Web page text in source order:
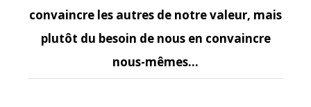
convaincre les autres de notre valeur, mais
plutôt du besoin de nous en convaincre
nous-mêmes…